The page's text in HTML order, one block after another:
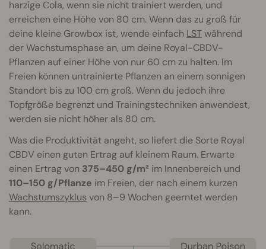
harzige Cola, wenn sie nicht trainiert werden, und
erreichen eine Höhe von 80 cm. Wenn das zu groß für
deine kleine Growbox ist, wende einfach LSTwährend
der Wachstumsphase an, um deine Royal-CBDV-
Pflanzen auf einer Höhe von nur 60 cm zu halten. Im
Freien können untrainierte Pflanzen an einem sonnigen
Standort bis zu 100 cm groß. Wenn du jedoch ihre
Topfgröße begrenzt und Trainingstechniken anwendest,
werden sie nicht höher als 80 cm.
Was die Produktivität angeht, so liefert die Sorte Royal
CBDV einen guten Ertrag auf kleinem Raum. Erwarte
einen Ertrag von 375–450 g/m² im Innenbereich und
110–150 g/Pflanze im Freien, der nach einem kurzen
Wachstumszyklus von 8–9 Wochen geerntet werden
kann.